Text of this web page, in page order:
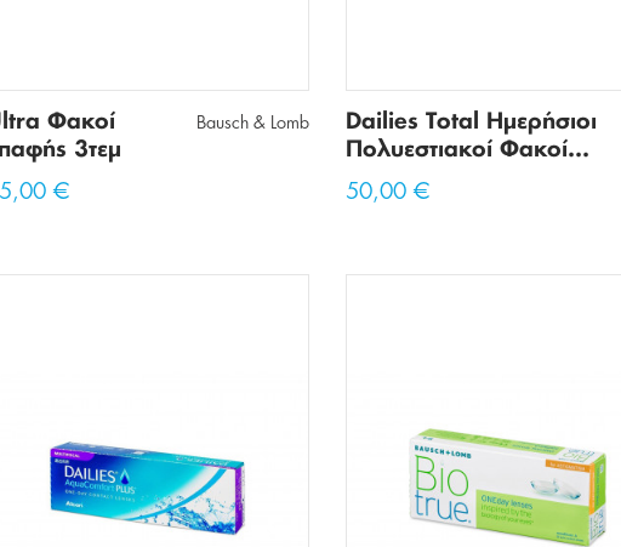
Φακοί
3τεμ
Bausch & Lomb
€
Dailies Total Ημερήσιοι
Πολυεστιακοί Φακοί...
50,00 €